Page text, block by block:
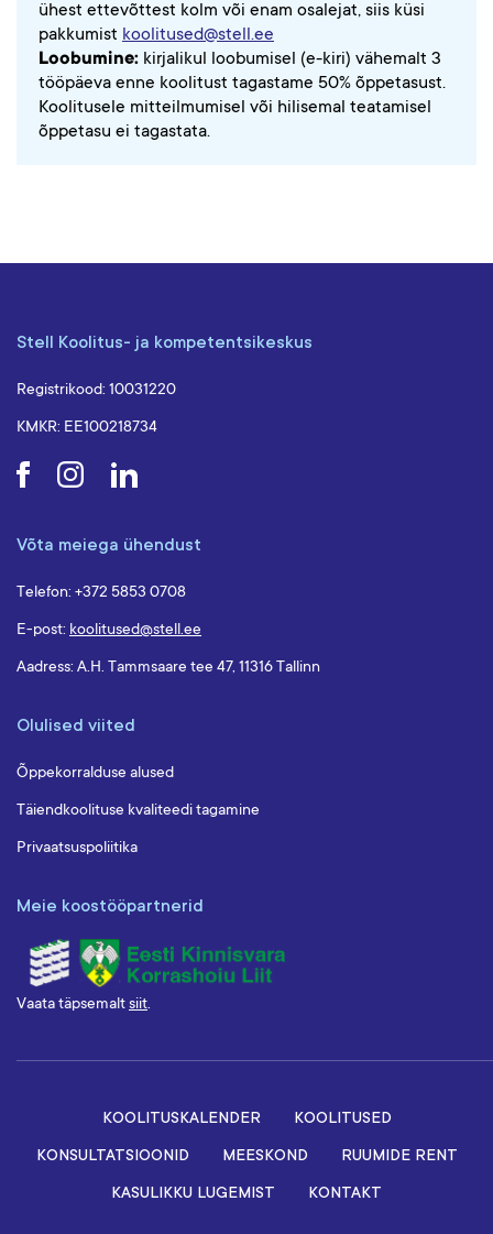
ühest ettevõttest kolm või enam osalejat, siis küsi
pakkumist koolitused@stell.ee
Loobumine: kirjalikul loobumisel (e-kiri) vähemalt 3
tööpäeva enne koolitust tagastame 50% õppetasust.
Koolitusele mitteilmumisel või hilisemal teatamisel
õppetasu ei tagastata.
Stell Koolitus- ja kompetentsikeskus
Registrikood: 10031220
KMKR: EE100218734
Võta meiega ühendust
Telefon: +372 5853 0708
E-post: koolitused@stell.ee
Aadress: A.H. Tammsaare tee 47, 11316 Tallinn
Olulised viited
Õppekorralduse alused
Täiendkoolituse kvaliteedi tagamine
Privaatsuspoliitika
Meie koostööpartnerid
Vaata täpsemaltsiit.
KOOLITUSKALENDER
KOOLITUSED
KONSULTATSIOONID
MEESKOND
RUUMIDE RENT
KASULIKKU LUGEMIST
KONTAKT